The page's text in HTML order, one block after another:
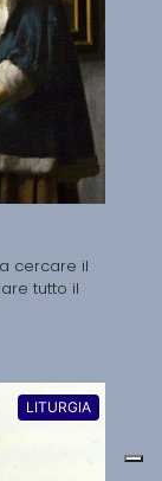
cercare il
tutto il
LITURGIA